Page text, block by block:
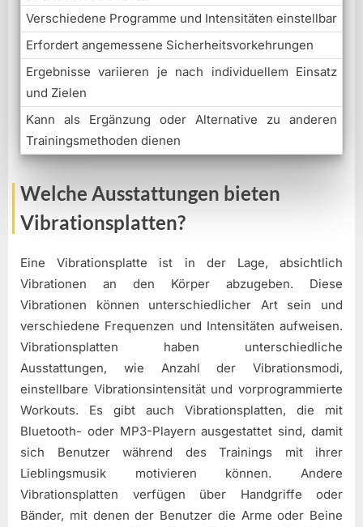
Verschiedene Programme und Intensitäten einstellbar
Erfordert angemessene Sicherheitsvorkehrungen
Ergebnisse variieren je nach individuellem Einsatz
und Zielen
Kann als Ergänzung oder Alternative zu anderen
Trainingsmethoden dienen
Welche Ausstattungen bieten
Vibrationsplatten?
Eine Vibrationsplatte ist in der Lage, absichtlich
Vibrationen an den Körper abzugeben. Diese
Vibrationen können unterschiedlicher Art sein und
verschiedene Frequenzen und Intensitäten aufweisen.
Vibrationsplatten haben unterschiedliche
Ausstattungen, wie Anzahl der Vibrationsmodi,
einstellbare Vibrationsintensität und vorprogrammierte
Workouts. Es gibt auch Vibrationsplatten, die mit
Bluetooth- oder MP3-Playern ausgestattet sind, damit
sich Benutzer während des Trainings mit ihrer
Lieblingsmusik motivieren können. Andere
Vibrationsplatten verfügen über Handgriffe oder
Bänder, mit denen der Benutzer die Arme oder Beine